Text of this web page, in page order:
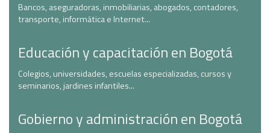
Bancos, aseguradoras, inmobiliarias, abogados, contadores,
transporte, informática e Internet...
Educación y capacitación en Bogotá
Colegios, universidades, escuelas especializadas, cursos y
seminarios, jardines infantiles...
Gobierno y administración en Bogotá